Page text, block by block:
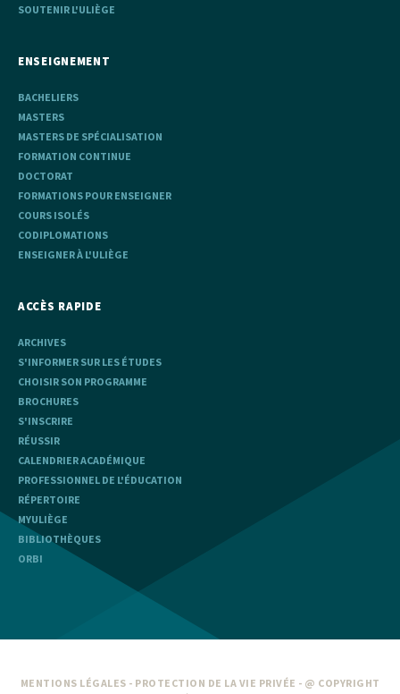
SOUTENIR L'ULIÈGE
ENSEIGNEMENT
BACHELIERS
MASTERS
MASTERS DE SPÉCIALISATION
FORMATION CONTINUE
DOCTORAT
FORMATIONS POUR ENSEIGNER
COURS ISOLÉS
CODIPLOMATIONS
ENSEIGNER À L'ULIÈGE
ACCÈS RAPIDE
ARCHIVES
S'INFORMER SUR LES ÉTUDES
CHOISIR SON PROGRAMME
BROCHURES
S'INSCRIRE
RÉUSSIR
CALENDRIER ACADÉMIQUE
PROFESSIONNEL DE L'ÉDUCATION
RÉPERTOIRE
MYULIÈGE
BIBLIOTHÈQUES
ORBI
MENTIONS LÉGALES - PROTECTION DE LA VIE PRIVÉE - @ COPYRIGHT